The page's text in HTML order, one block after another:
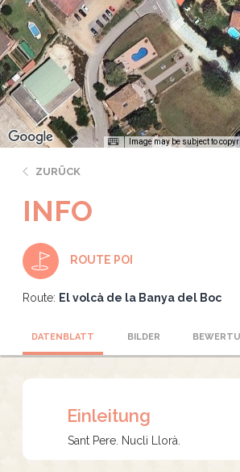
Image may be subject to
ZURÜCK
INFO
ROUTE POI
Route: El volcà de la Banya del Boc
DATENBLATT BILDER
Einleitung
Sant Pere. Nucli Llorà.